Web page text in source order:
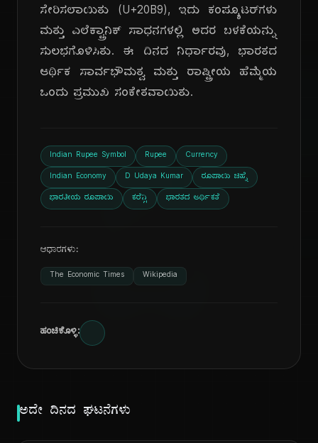
ದಿ
ಸೇರಿಸಲಾಯಿತು (U+20B9), ಇದು ಕಂಪ್ಯೂಟರ್‌ಗಳು
ಮತ್ತು ಎಲೆಕ್ಟ್ರಾನಿಕ್ ಸಾಧನಗಳಲ್ಲಿ ಅದರ ಬಳಕೆಯನ್ನು
ಸುಲಭಗೊಳಿಸಿತು. ಈ ದಿನದ ನಿರ್ಧಾರವು, ಭಾರತದ
ಆರ್ಥಿಕ ಸಾರ್ವಭೌಮತ್ವ ಮತ್ತು ರಾಷ್ಟ್ರೀಯ ಹೆಮ್ಮೆಯ
ಒಂದು ಪ್ರಮುಖ ಸಂಕೇತವಾಯಿತು.
Indian Rupee Symbol Rupee Currency
Indian Economy D Udaya Kumar ರೂಪಾಯಿ ಚಿಹ್ನೆ
ಭಾರತೀಯ ರೂಪಾಯಿ ಕರೆನ್ಸಿ ಭಾರತದ ಆರ್ಥಿಕತೆ
ಆಧಾರಗಳು:
The Economic Times Wikipedia
ಹಂಚಿಕೊಳ್ಳಿ:
ಅದೇ ದಿನದ ಘಟನೆಗಳು